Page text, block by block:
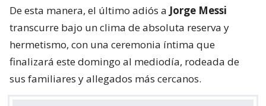
De esta manera, el último adiós a Jorge Messi
transcurre bajo un clima de absoluta reserva y
hermetismo, con una ceremonia íntima que
finalizará este domingo al mediodía, rodeada de
sus familiares y allegados más cercanos.